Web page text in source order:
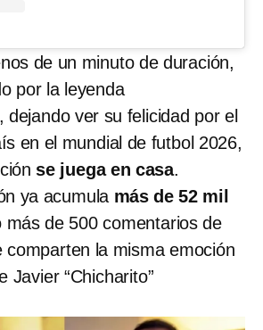
de un minuto de duración,
por la leyenda
dejando ver su felicidad por el
en el mundial de futbol 2026,
se juega en casa.
ya acumula más de 52 mil
más de 500 comentarios de
comparten la misma emoción
Javier “Chicharito”